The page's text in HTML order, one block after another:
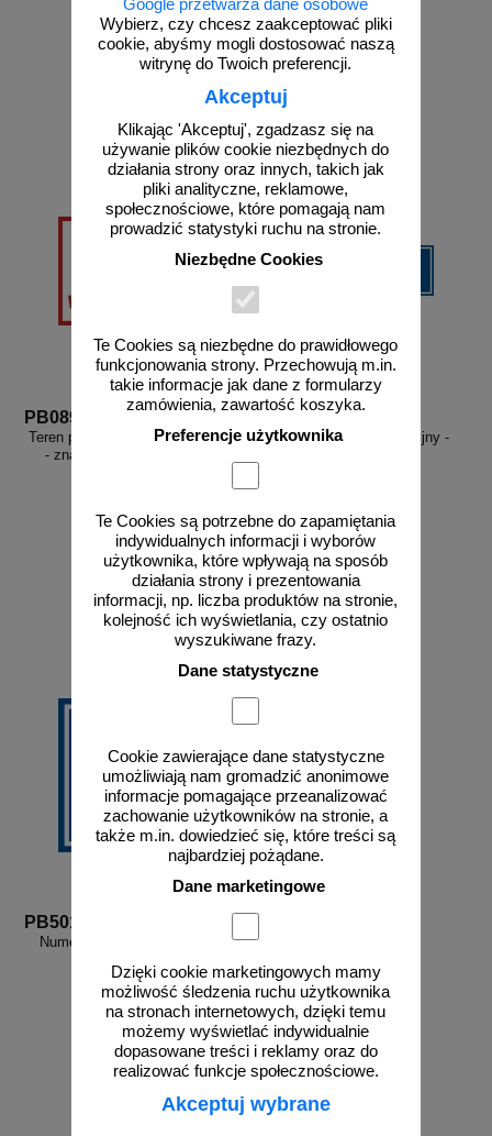
Google przetwarza dane osobowe
Wybierz, czy chcesz zaakceptować pliki
cookie, abyśmy mogli dostosować naszą
witrynę do Twoich preferencji.
Akceptuj
Klikając 'Akceptuj', zgadzasz się na
używanie plików cookie niezbędnych do
działania strony oraz innych, takich jak
pliki analityczne, reklamowe,
społecznościowe, które pomagają nam
prowadzić statystyki ruchu na stronie.
Niezbędne Cookies
Te Cookies są niezbędne do prawidłowego
funkcjonowania strony. Przechowują m.in.
takie informacje jak dane z formularzy
zamówienia, zawartość koszyka.
Preferencje użytkownika
Te Cookies są potrzebne do zapamiętania
indywidualnych informacji i wyborów
użytkownika, które wpływają na sposób
działania strony i prezentowania
informacji, np. liczba produktów na stronie,
kolejność ich wyświetlania, czy ostatnio
wyszukiwane frazy.
Dane statystyczne
Cookie zawierające dane statystyczne
umożliwiają nam gromadzić anonimowe
informacje pomagające przeanalizować
zachowanie użytkowników na stronie, a
także m.in. dowiedzieć się, które treści są
najbardziej pożądane.
Dane marketingowe
Dzięki cookie marketingowych mamy
możliwość śledzenia ruchu użytkownika
na stronach internetowych, dzięki temu
możemy wyświetlać indywidualnie
dopasowane treści i reklamy oraz do
realizować funkcje społecznościowe.
Akceptuj wybrane
od 27,36 zł
do koszyka
od 10,54 zł
do koszyka
PB089
Teren prywatny wstęp wzbroniony
- znak informacyjny - PB089
od 43,16 zł
35,09 zł netto
do koszyka
Toaleta - znak informacyjny -
od 10,54 zł
8,57 zł netto
do koszyka
PB501
Numer 1 - znak informacyjny -
od 4,02 zł
3,27 zł netto